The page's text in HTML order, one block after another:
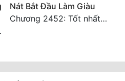
Nát Bắt Đầu Làm Giàu
Chương 2452: Tốt nhất tất cả